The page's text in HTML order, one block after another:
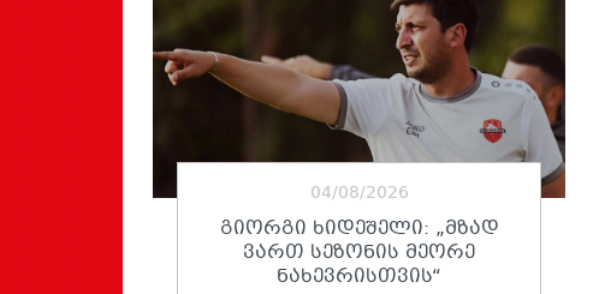
04/08/2026
ᲒᲘᲝᲠᲒᲘ ᲮᲘᲓᲔᲨᲔᲚᲘ: „ᲛᲖᲐᲓ
ᲕᲐᲠᲗ ᲡᲔᲖᲝᲜᲘᲡ ᲛᲔᲝᲠᲔ
ᲜᲐᲮᲔᲕᲠᲘᲡᲗᲕᲘᲡ“